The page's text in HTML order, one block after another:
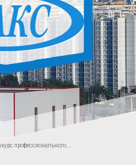
профессионального...